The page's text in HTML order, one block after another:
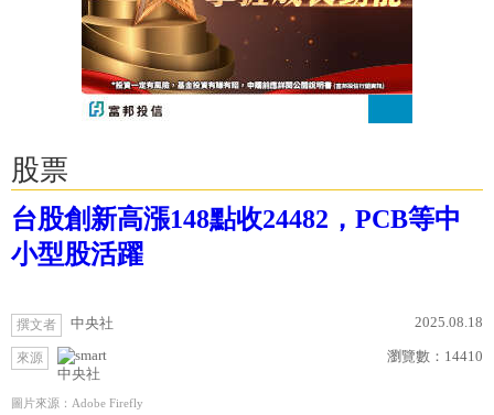
股票
台股創新高漲148點收24482，PCB等中
小型股活躍
撰文者 中央社 2025.08.18
來源
中央社
瀏覽數： 14410
圖片來源：Adobe Firefly